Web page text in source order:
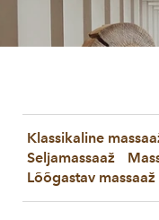
Klassikaline
Seljamassaaž
Lõõgastav massaaž